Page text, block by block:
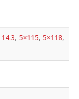
, 5×115,5×118,